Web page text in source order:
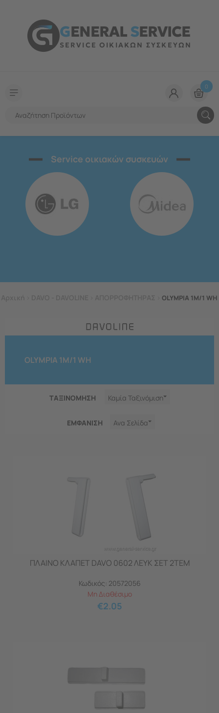
GENERALSERVICE
SERVICE ΟΙΚΙΑΚΩΝ ΣΥΣΚΕΥΩΝ
0
Service οικιακών συσκευών
OLYMPIA 1M/1 WH
OLYMPIA 1M/1 WH
ΤΑΞΙΝΟΜΗΣΗ Καμία Ταξινόμιση
ΕΜΦΑNΙΣΗ Ανα Σελίδα
ΠΛΑΙΝΟ ΚΛΑΠΕΤ DAVO 0602 ΛΕΥΚ ΣΕΤ 2TEM
Κωδικός: 20572056
Μη Διαθέσιμο
€2.05